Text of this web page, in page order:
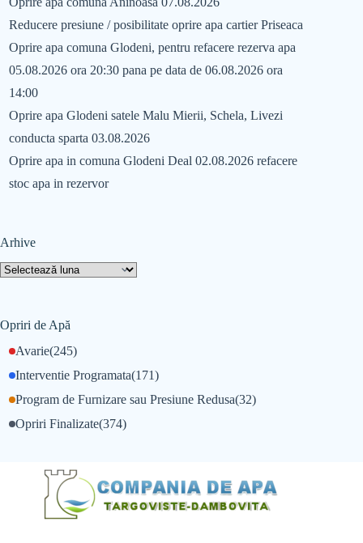
Reducere presiune / posibilitate oprire apa cartier Priseaca
Oprire apa comuna Glodeni, pentru refacere rezerva apa
05.08.2026 ora 20:30 pana pe data de 06.08.2026 ora
14:00
Oprire apa Glodeni satele Malu Mierii, Schela, Livezi
conducta sparta 03.08.2026
Oprire apa in comuna Glodeni Deal 02.08.2026 refacere
stoc apa in rezervor
Arhive
Opriri de Apă
Avarie(245)
Interventie Programata(171)
Opriri Finalizate(374)
Program de Furnizare sau Presiune Redusa(32)